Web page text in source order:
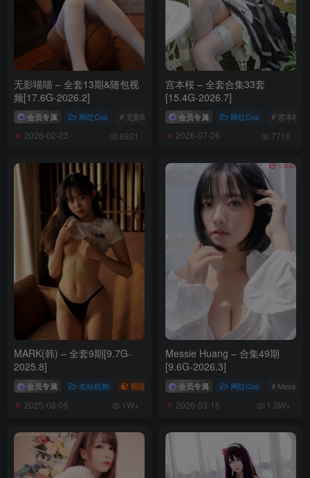
无影喵喵 – 全套13期&随包视
频[17.6G-2026.2]
会员专属 网红Cos # 无影喵喵
2026-02-23 6921
宫本桜 – 全套合集33套
[15.4G-2026.7]
会员专属 网红Cos # 宮本桜
2026-07-26 7716
MARK(韩) – 全套9期[9.7G-
2025.8]
会员专属 名站机构 韩国（korea） # MARK
2025-08-05 1W+
Messie Huang – 合集49期
[9.6G-2026.3]
会员专属 网红Cos # Messie
2026-03-15 1.3W+